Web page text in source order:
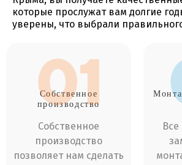
которые прослужат вам долгие
уверены, что выбрали
01
Собственное
производство
Собственное
производство
позволяет нам сделать
Все